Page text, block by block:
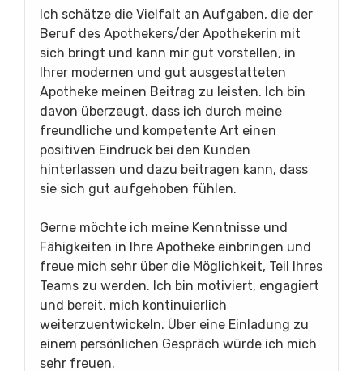
Ich schätze die Vielfalt an Aufgaben, die der
Beruf des Apothekers/der Apothekerin mit
sich bringt und kann mir gut vorstellen, in
Ihrer modernen und gut ausgestatteten
Apotheke meinen Beitrag zu leisten. Ich bin
davon überzeugt, dass ich durch meine
freundliche und kompetente Art einen
positiven Eindruck bei den Kunden
hinterlassen und dazu beitragen kann, dass
sie sich gut aufgehoben fühlen.
Gerne möchte ich meine Kenntnisse und
Fähigkeiten in Ihre Apotheke einbringen und
freue mich sehr über die Möglichkeit, Teil Ihres
Teams zu werden. Ich bin motiviert, engagiert
und bereit, mich kontinuierlich
weiterzuentwickeln. Über eine Einladung zu
einem persönlichen Gespräch würde ich mich
sehr freuen.